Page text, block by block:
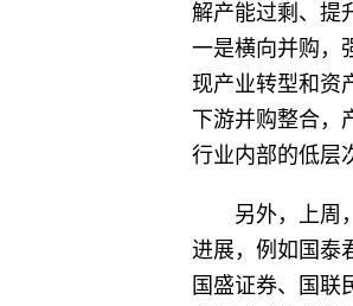
解产能过剩、提
一是横向并购，
现产业转型和资
下游并购整合
行业内部的低层
另外，上周
进展，例如国泰
国盛证券、国联